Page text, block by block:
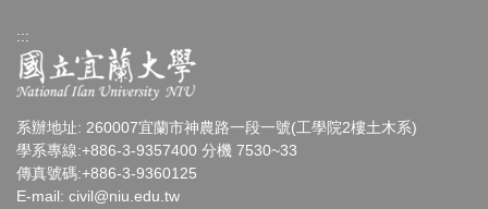
:::
系辦地址: 260007宜蘭市神農路一段一號(工學院2樓土木系)
學系專線:+886-3-9357400 分機 7530~33
傳真號碼:+886-3-9360125
E-mail: civil@niu.edu.tw